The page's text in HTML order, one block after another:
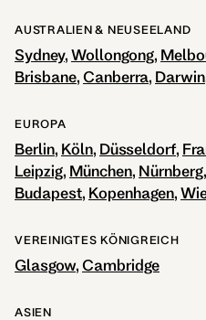
AUSTRALIEN & NEUSEELAND
Sydney Wollongong
Brisbane Canberra Darwin
EUROPA
Berlin Köln Düsseldorf
Leipzig München Nürnberg
Budapest Kopenhagen
VEREINIGTES KÖNIGREICH
Glasgow Cambridge
ASIEN